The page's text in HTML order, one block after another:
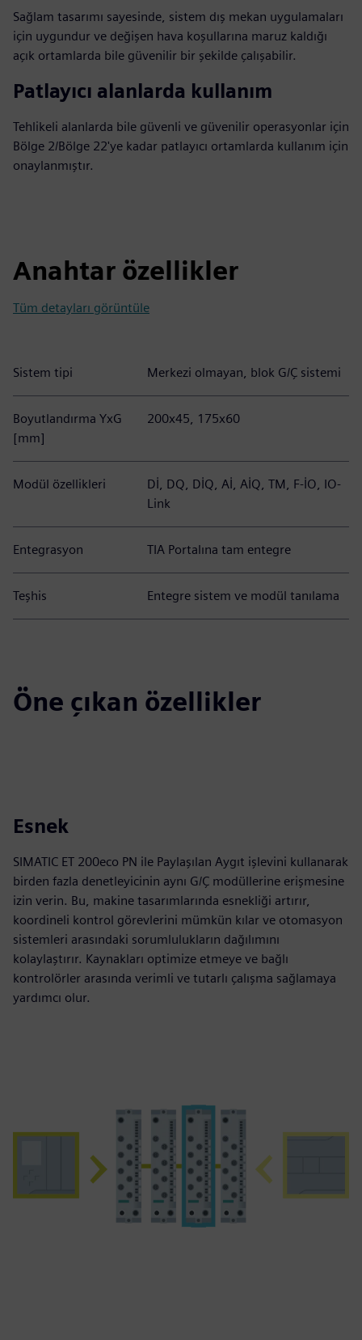
Sağlam tasarımı sayesinde, sistem dış mekan uygulamaları
için uygundur ve değişen hava koşullarına maruz kaldığı
açık ortamlarda bile güvenilir bir şekilde çalışabilir.
Patlayıcı alanlarda kullanım
Tehlikeli alanlarda bile güvenli ve güvenilir operasyonlar için
Bölge 2/Bölge 22'ye kadar patlayıcı ortamlarda kullanım için
onaylanmıştır.
Anahtar özellikler
Tüm detayları görüntüle
Sistem tipi Merkezi olmayan, blok G/Ç sistemi
Boyutlandırma YxG
[mm]
200x45, 175x60
Modül özellikleri
Dİ, DQ, DİQ, Aİ, AİQ, TM, F-İO, IO-
Link
Entegrasyon TIA Portalına tam entegre
Teşhis Entegre sistem ve modül tanılama
Öne çıkan özellikler
Esnek
SIMATIC ET 200eco PN ile Paylaşılan Aygıt işlevini kullanarak
birden fazla denetleyicinin aynı G/Ç modüllerine erişmesine
izin verin. Bu, makine tasarımlarında esnekliği artırır,
koordineli kontrol görevlerini mümkün kılar ve otomasyon
sistemleri arasındaki sorumlulukların dağılımını
kolaylaştırır. Kaynakları optimize etmeye ve bağlı
kontrolörler arasında verimli ve tutarlı çalışma sağlamaya
yardımcı olur.